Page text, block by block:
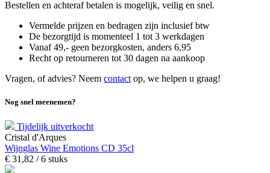
Bestellen en achteraf betalen is mogelijk, veilig en snel.
Vermelde prijzen en bedragen zijn inclusief btw
De bezorgtijd is momenteel 1 tot 3 werkdagen
Vanaf 49,- geen bezorgkosten, anders 6,95
Recht op retourneren tot 30 dagen na aankoop
Vragen, of advies? Neem contact op, we helpen u graag!
Nog snel meenemen?
Tijdelijk uitverkocht
Cristal d'Arques
Wijnglas Wine Emotions CD 35cl
€ 31,82 / 6 stuks